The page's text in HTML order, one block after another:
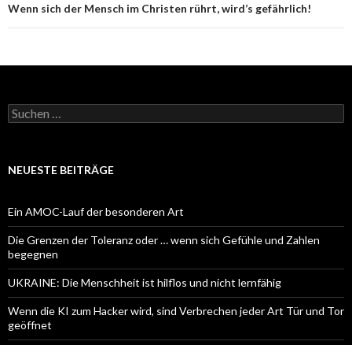
Wenn sich der Mensch im Christen rührt, wird’s gefährlich!
Suchen
nach:
NEUESTE BEITRÄGE
Ein AMOC-Lauf der besonderen Art
Die Grenzen der Toleranz oder … wenn sich Gefühle und Zahlen
begegnen
UKRAINE: Die Menschheit ist hilflos und nicht lernfähig
Wenn die KI zum Hacker wird, sind Verbrechen jeder Art Tür und Tor
geöffnet